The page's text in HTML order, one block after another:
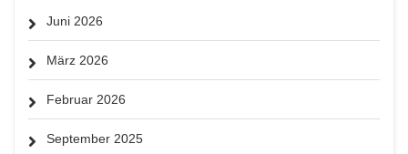
Juni 2026
März 2026
Februar 2026
September 2025